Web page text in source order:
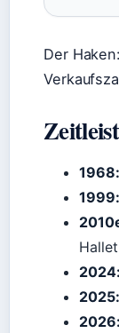
Der
1968:
1999:
2024:
2025:
2026: